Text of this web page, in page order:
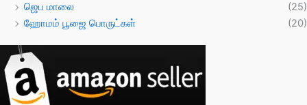
ஜெப மாலை
(25)
ஹோமம் பூஜை பொருட்கள்
(20)